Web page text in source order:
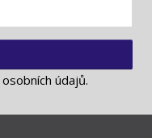
údajů.